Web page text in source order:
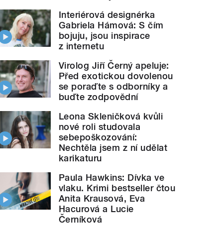
Interiérová designérka
Gabriela Hámová: S čím
bojuju, jsou inspirace
z internetu
Virolog Jiří Černý apeluje:
Před exotickou dovolenou
se poraďte s odborníky a
buďte zodpovědní
Leona Skleničková kvůli
nové roli studovala
sebepoškozování:
Nechtěla jsem z ní udělat
karikaturu
Paula Hawkins: Dívka ve
vlaku. Krimi bestseller čtou
Anita Krausová, Eva
Hacurová a Lucie
Černíková